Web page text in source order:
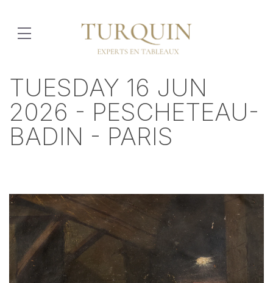
TUESDAY 16 JUN
2026 - PESCHETEAU-
BADIN - PARIS